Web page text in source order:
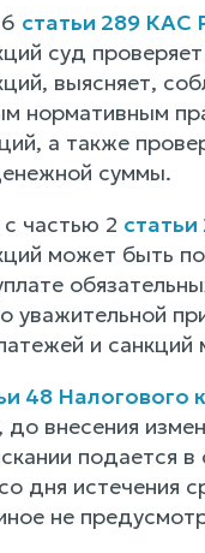
статьи 289 КАС
суд
выясняет,
нормативным
а также
суммы.
частью 2
может быть
и
48 Налогового
до внесения
подается
дня истечения
не